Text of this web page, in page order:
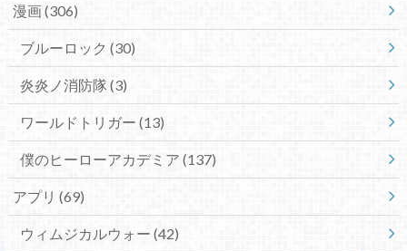
漫画(306)
ブルーロック (30)
炎炎ノ消防隊 (3)
ワールドトリガー (13)
僕のヒーローアカデミア (137)
アプリ (69)
ウィムジカルウォー (42)